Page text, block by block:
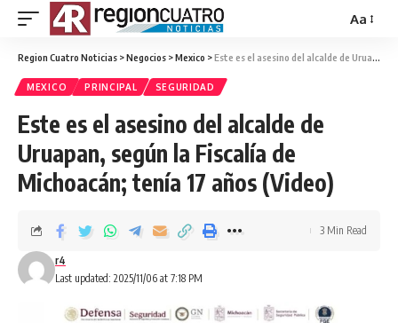
Aa
Region Cuatro Noticias >Negocios >Mexico >Este es el asesino del alcalde de Uruapan, según la Fiscalía de Michoacán; tenía 17 años (Video)
MEXICO PRINCIPAL SEGURIDAD
Este es el asesino del alcalde de
Uruapan, según la Fiscalía de
Michoacán; tenía 17 años (Video)
Last updated: 2025/11/06 at 7:18 PM
r4
3 Min Read